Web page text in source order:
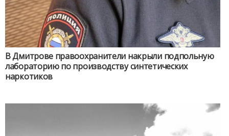
В Дмитрове правоохранители накрыли подпольную
лабораторию по производству синтетических
наркотиков